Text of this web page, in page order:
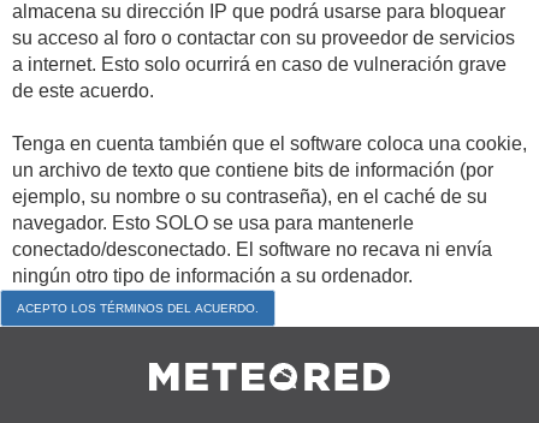
almacena su dirección IP que podrá usarse para bloquear
su acceso al foro o contactar con su proveedor de servicios
a internet. Esto solo ocurrirá en caso de vulneración grave
de este acuerdo.
Tenga en cuenta también que el software coloca una cookie,
un archivo de texto que contiene bits de información (por
ejemplo, su nombre o su contraseña), en el caché de su
navegador. Esto SOLO se usa para mantenerle
conectado/desconectado. El software no recava ni envía
ningún otro tipo de información a su ordenador.